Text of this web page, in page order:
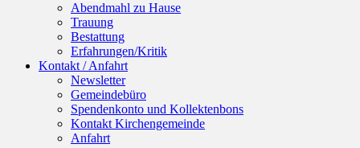
Abendmahl zu Hause
Trauung
Bestattung
Erfahrungen/Kritik
Kontakt / Anfahrt
Newsletter
Gemeindebüro
Spendenkonto und Kollektenbons
Kontakt Kirchengemeinde
Anfahrt